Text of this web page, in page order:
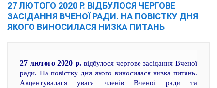
27 ЛЮТОГО 2020 Р. ВІДБУЛОСЯ ЧЕРГОВЕ
ЗАСІДАННЯ ВЧЕНОЇ РАДИ. НА ПОВІСТКУ ДНЯ
ЯКОГО ВИНОСИЛАСЯ НИЗКА ПИТАНЬ
27 лютого 2020 р. відбулося чергове засідання Вченої
ради. На повістку дня якого виносилася низка питань.
Акцентувалася увага членів Вченої ради та